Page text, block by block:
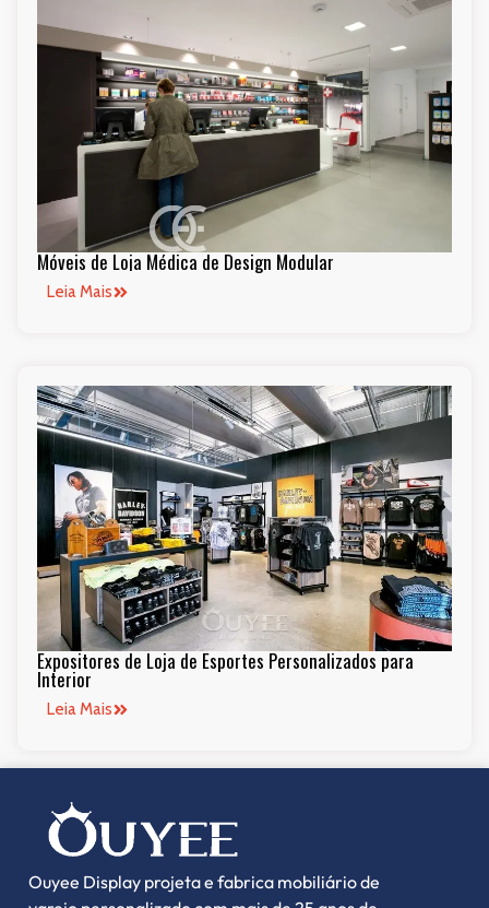
Móveis de Loja Médica de Design Modular
Leia Mais
Expositores de Loja de Esportes Personalizados para
Interior
Leia Mais
Ouyee Display projeta e fabrica mobiliário de